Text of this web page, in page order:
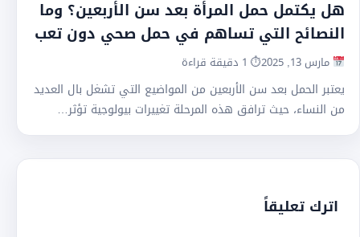
هل يكتمل حمل المرأة بعد سن الأربعين؟ وما
النصائح التي تساهم في حمل صحي دون تعب
مارس 13, 2025 ⏱ 1 دقيقة قراءة
يعتبر الحمل بعد سن الأربعين من المواضيع التي تشغل بال العديد
من النساء، حيث ترافق هذه المرحلة تغييرات بيولوجية تؤثر…
اترك تعليقاً